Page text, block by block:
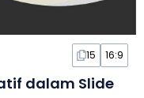
15 16:9
dalam Slide